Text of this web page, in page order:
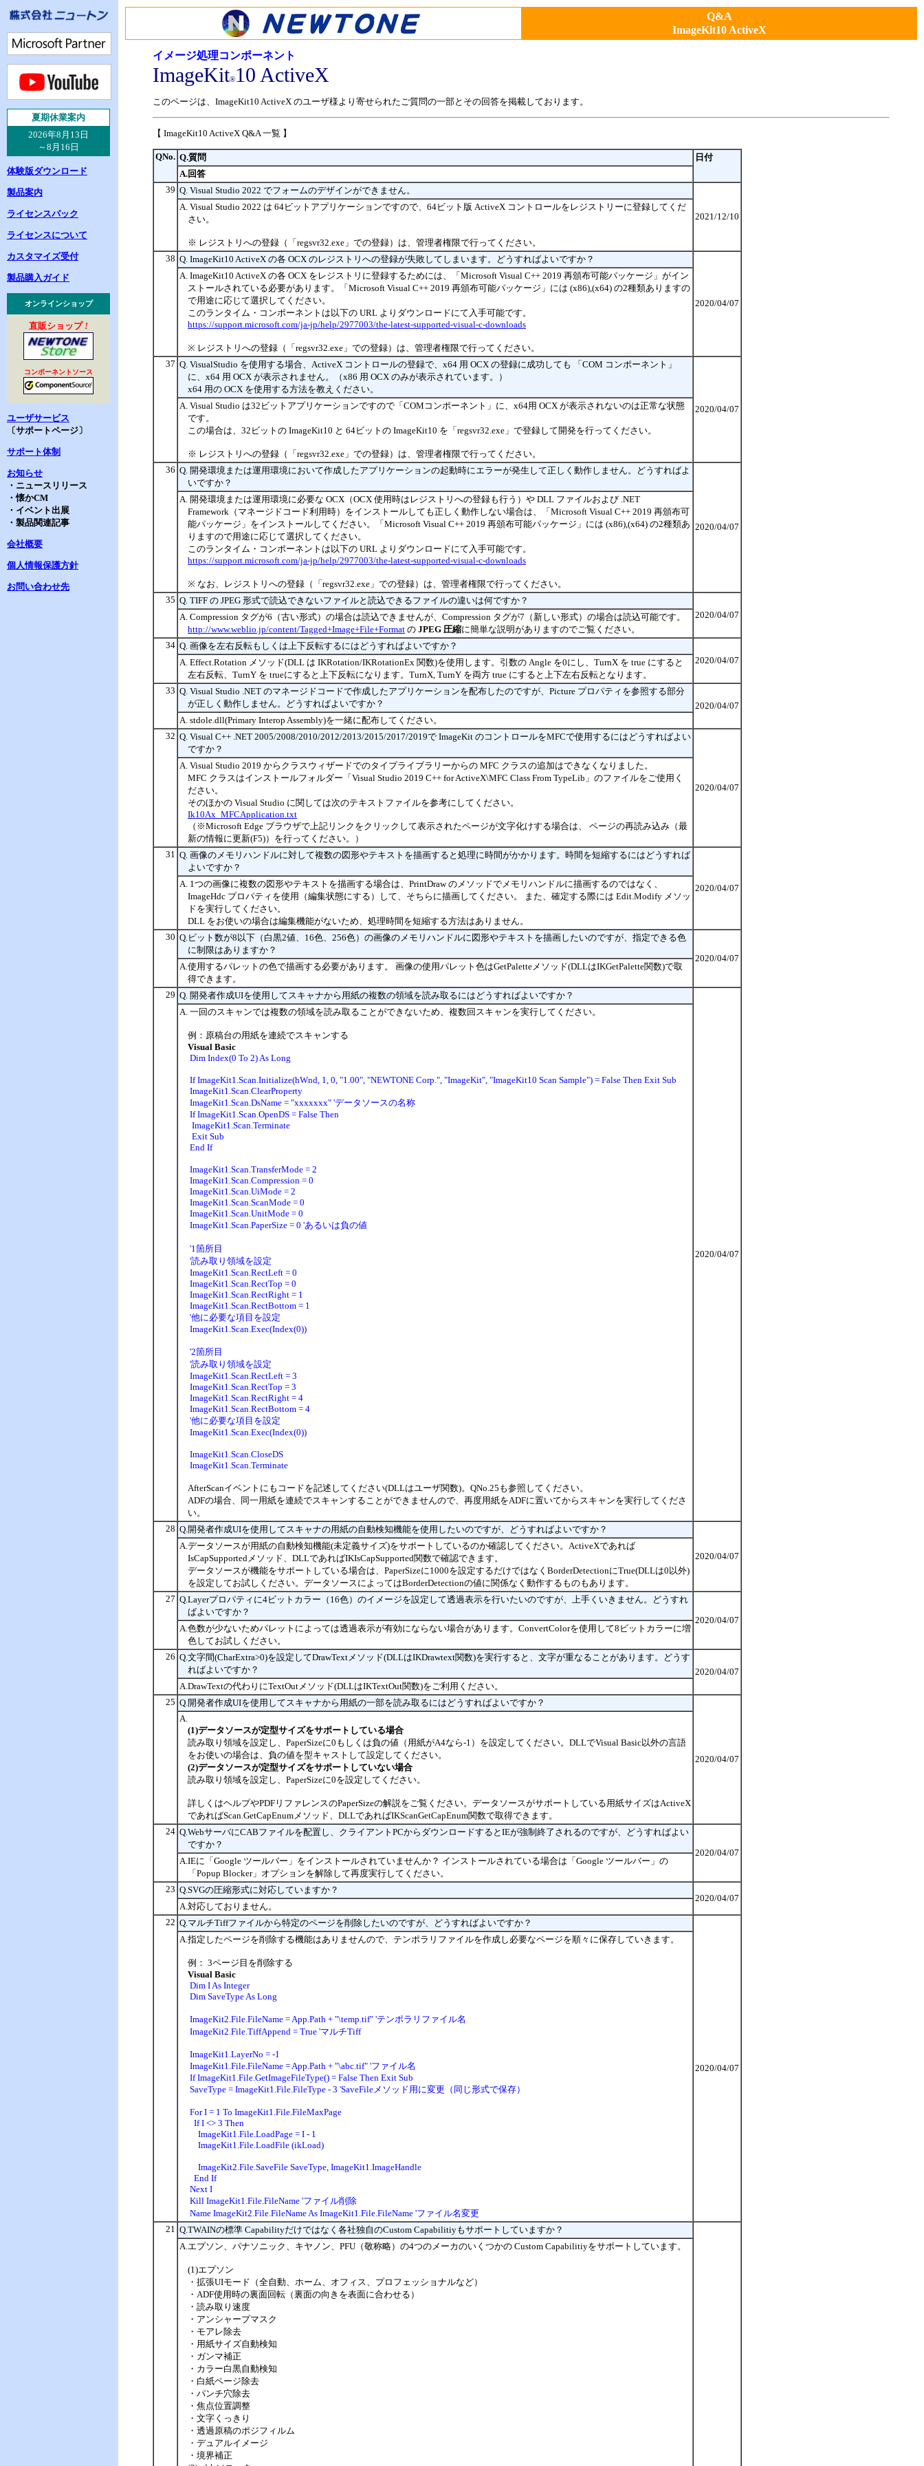
夏期休業案内
2026年8月13日
～8月16日
体験版ダウンロード
製品案内
ライセンスパック
ライセンスについて
カスタマイズ受付
製品購入ガイド
オンラインショップ
直販ショップ!
コンポーネントソース
ユーザサービス
〔サポートページ〕
サポート体制
お知らせ
・ニュースリリース
・懐かCM
・イベント出展
・製品関連記事
会社概要
個人情報保護方針
お問い合わせ先
Q&A
ImageKit10 ActiveX
イメージ処理コンポーネント
ImageKit®10 ActiveX
このページは、ImageKit10 ActiveX のユーザ様より寄せられたご質問の一部とその回答を掲載しております。
【 ImageKit10 ActiveX Q&A 一覧 】
QNo. Q.質問
日付
A.回答
39 Q. Visual Studio 2022 でフォームのデザインができません。
2021/12/10
A. Visual Studio 2022 は 64ビットアプリケーションですので、64ビット版 ActiveX コントロールをレジストリーに登録してくだ
さい。
※ レジストリへの登録（「regsvr32.exe」での登録）は、管理者権限で行ってください。
38 Q. ImageKit10 ActiveX の各 OCX のレジストリへの登録が失敗してしまいます。どうすればよいですか？
2020/04/07
A. ImageKit10 ActiveX の各 OCX をレジストリに登録するためには、「Microsoft Visual C++ 2019 再頒布可能パッケージ」がイン
ストールされている必要があります。「Microsoft Visual C++ 2019 再頒布可能パッケージ」には (x86),(x64) の2種類ありますの
で用途に応じて選択してください。
このランタイム・コンポーネントは以下の URL よりダウンロードにて入手可能です。
https://support.microsoft.com/ja-jp/help/2977003/the-latest-supported-visual-c-downloads
※ レジストリへの登録（「regsvr32.exe」での登録）は、管理者権限で行ってください。
37 Q. VisualStudio を使用する場合、ActiveX コントロールの登録で、x64 用 OCX の登録に成功しても 「COM コンポーネント」
に、x64 用 OCX が表示されません。（x86 用 OCX のみが表示されています。）
x64 用の OCX を使用する方法を教えください。
2020/04/07
A. Visual Studio は32ビットアプリケーションですので「COMコンポーネント」に、x64用 OCX が表示されないのは正常な状態
です。
この場合は、32ビットの ImageKit10 と 64ビットの ImageKit10 を「regsvr32.exe」で登録して開発を行ってください。
※ レジストリへの登録（「regsvr32.exe」での登録）は、管理者権限で行ってください。
36 Q. 開発環境または運用環境において作成したアプリケーションの起動時にエラーが発生して正しく動作しません。どうすればよ
いですか？
2020/04/07
A. 開発環境または運用環境に必要な OCX（OCX 使用時はレジストリへの登録も行う）や DLL ファイルおよび .NET
Framework（マネージドコード利用時）をインストールしても正しく動作しない場合は、「Microsoft Visual C++ 2019 再頒布可
能パッケージ」をインストールしてください。「Microsoft Visual C++ 2019 再頒布可能パッケージ」には (x86),(x64) の2種類あ
りますので用途に応じて選択してください。
このランタイム・コンポーネントは以下の URL よりダウンロードにて入手可能です。
https://support.microsoft.com/ja-jp/help/2977003/the-latest-supported-visual-c-downloads
※ なお、レジストリへの登録（「regsvr32.exe」での登録）は、管理者権限で行ってください。
35 Q. TIFF の JPEG 形式で読込できないファイルと読込できるファイルの違いは何ですか？
2020/04/07
A. Compression タグが6（古い形式）の場合は読込できませんが、Compression タグが7（新しい形式）の場合は読込可能です。
http://www.weblio.jp/content/Tagged+Image+File+Format の JPEG 圧縮に簡単な説明がありますのでご覧ください。
34 Q. 画像を左右反転もしくは上下反転するにはどうすればよいですか？
2020/04/07
A. Effect.Rotation メソッド(DLL は IKRotation/IKRotationEx 関数)を使用します。引数の Angle を0にし、TurnX を true にすると
左右反転、TurnY を trueにすると上下反転になります。TurnX, TurnY を両方 true にすると上下左右反転となります。
33 Q. Visual Studio .NET のマネージドコードで作成したアプリケーションを配布したのですが、Picture プロパティを参照する部分
が正しく動作しません。どうすればよいですか？
2020/04/07
A. stdole.dll(Primary Interop Assembly)を一緒に配布してください。
32 Q. Visual C++ .NET 2005/2008/2010/2012/2013/2015/2017/2019で ImageKit のコントロールをMFCで使用するにはどうすればよい
ですか？
2020/04/07
A. Visual Studio 2019 からクラスウィザードでのタイプライブラリーからの MFC クラスの追加はできなくなりました。
MFC クラスはインストールフォルダー「Visual Studio 2019 C++ for ActiveX\MFC Class From TypeLib」のファイルをご使用く
ださい。
そのほかの Visual Studio に関しては次のテキストファイルを参考にしてください。
Ik10Ax_MFCApplication.txt
（※Microsoft Edge ブラウザで上記リンクをクリックして表示されたページが文字化けする場合は、 ページの再読み込み（最
新の情報に更新(F5)）を行ってください。）
31 Q. 画像のメモリハンドルに対して複数の図形やテキストを描画すると処理に時間がかかります。時間を短縮するにはどうすれば
よいですか？
2020/04/07
A. 1つの画像に複数の図形やテキストを描画する場合は、PrintDraw のメソッドでメモリハンドルに描画するのではなく、
ImageHdc プロパティを使用（編集状態にする）して、そちらに描画してください。 また、確定する際には Edit.Modify メソッ
ドを実行してください。
DLL をお使いの場合は編集機能がないため、処理時間を短縮する方法はありません。
30 Q.ビット数が8以下（白黒2値、16色、256色）の画像のメモリハンドルに図形やテキストを描画したいのですが、指定できる色
に制限はありますか？
2020/04/07
A.使用するパレットの色で描画する必要があります。 画像の使用パレット色はGetPaletteメソッド(DLLはIKGetPalette関数)で取
得できます。
29 Q. 開発者作成UIを使用してスキャナから用紙の複数の領域を読み取るにはどうすればよいですか？
2020/04/07
A. 一回のスキャンでは複数の領域を読み取ることができないため、複数回スキャンを実行してください。
例：原稿台の用紙を連続でスキャンする
Visual Basic
Dim Index(0 To 2) As Long
If ImageKit1.Scan.Initialize(hWnd, 1, 0, "1.00", "NEWTONE Corp.", "ImageKit", "ImageKit10 Scan Sample") = False Then Exit Sub
ImageKit1.Scan.ClearProperty
ImageKit1.Scan.DsName = "xxxxxxx" 'データソースの名称
If ImageKit1.Scan.OpenDS = False Then
ImageKit1.Scan.Terminate
Exit Sub
End If
ImageKit1.Scan.TransferMode = 2
ImageKit1.Scan.Compression = 0
ImageKit1.Scan.UiMode = 2
ImageKit1.Scan.ScanMode = 0
ImageKit1.Scan.UnitMode = 0
ImageKit1.Scan.PaperSize = 0 'あるいは負の値
'1箇所目
'読み取り領域を設定
ImageKit1.Scan.RectLeft = 0
ImageKit1.Scan.RectTop = 0
ImageKit1.Scan.RectRight = 1
ImageKit1.Scan.RectBottom = 1
'他に必要な項目を設定
ImageKit1.Scan.Exec(Index(0))
'2箇所目
'読み取り領域を設定
ImageKit1.Scan.RectLeft = 3
ImageKit1.Scan.RectTop = 3
ImageKit1.Scan.RectRight = 4
ImageKit1.Scan.RectBottom = 4
'他に必要な項目を設定
ImageKit1.Scan.Exec(Index(0))
ImageKit1.Scan.CloseDS
ImageKit1.Scan.Terminate
AfterScanイベントにもコードを記述してください(DLLはユーザ関数)。QNo.25も参照してください。
ADFの場合、同一用紙を連続でスキャンすることができませんので、再度用紙をADFに置いてからスキャンを実行してくださ
い。
28 Q.開発者作成UIを使用してスキャナの用紙の自動検知機能を使用したいのですが、どうすればよいですか？
2020/04/07
A.データソースが用紙の自動検知機能(未定義サイズ)をサポートしているのか確認してください。ActiveXであれば
IsCapSupportedメソッド、DLLであればIKIsCapSupported関数で確認できます。
データソースが機能をサポートしている場合は、PaperSizeに1000を設定するだけではなくBorderDetectionにTrue(DLLは0以外)
を設定してお試しください。データソースによってはBorderDetectionの値に関係なく動作するものもあります。
27 Q.Layerプロパティに4ビットカラー（16色）のイメージを設定して透過表示を行いたいのですが、上手くいきません。どうすれ
ばよいですか？
2020/04/07
A.色数が少ないためパレットによっては透過表示が有効にならない場合があります。ConvertColorを使用して8ビットカラーに増
色してお試しください。
26 Q.文字間(CharExtra>0)を設定してDrawTextメソッド(DLLはIKDrawtext関数)を実行すると、文字が重なることがあります。どうす
ればよいですか？
2020/04/07
A.DrawTextの代わりにTextOutメソッド(DLLはIKTextOut関数)をご利用ください。
25 Q.開発者作成UIを使用してスキャナから用紙の一部を読み取るにはどうすればよいですか？
2020/04/07
A.
(1)データソースが定型サイズをサポートしている場合
読み取り領域を設定し、PaperSizeに0もしくは負の値（用紙がA4なら-1）を設定してください。DLLでVisual Basic以外の言語
をお使いの場合は、負の値を型キャストして設定してください。
(2)データソースが定型サイズをサポートしていない場合
読み取り領域を設定し、PaperSizeに0を設定してください。
詳しくはヘルプやPDFリファレンスのPaperSizeの解説をご覧ください。データソースがサポートしている用紙サイズはActiveX
であればScan.GetCapEnumメソッド、DLLであればIKScanGetCapEnum関数で取得できます。
24 Q.WebサーバにCABファイルを配置し、クライアントPCからダウンロードするとIEが強制終了されるのですが、どうすればよい
ですか？
2020/04/07
A.IEに「Google ツールバー」をインストールされていませんか？ インストールされている場合は「Google ツールバー」の
「Popup Blocker」オプションを解除して再度実行してください。
23 Q.SVGの圧縮形式に対応していますか？
2020/04/07
A.対応しておりません。
22 Q.マルチTiffファイルから特定のページを削除したいのですが、どうすればよいですか？
2020/04/07
A.指定したページを削除する機能はありませんので、テンポラリファイルを作成し必要なページを順々に保存していきます。
例： 3ページ目を削除する
Visual Basic
Dim I As Integer
Dim SaveType As Long
ImageKit2.File.FileName = App.Path + "\temp.tif" 'テンポラリファイル名
ImageKit2.File.TiffAppend = True 'マルチTiff
ImageKit1.LayerNo = -1
ImageKit1.File.FileName = App.Path + "\abc.tif" 'ファイル名
If ImageKit1.File.GetImageFileType() = False Then Exit Sub
SaveType = ImageKit1.File.FileType - 3 'SaveFileメソッド用に変更（同じ形式で保存）
For I = 1 To ImageKit1.File.FileMaxPage
If I <> 3 Then
ImageKit1.File.LoadPage = I - 1
ImageKit1.File.LoadFile (ikLoad)
ImageKit2.File.SaveFile SaveType, ImageKit1.ImageHandle
End If
Next I
Kill ImageKit1.File.FileName 'ファイル削除
Name ImageKit2.File.FileName As ImageKit1.File.FileName 'ファイル名変更
21 Q.TWAINの標準 Capabilityだけではなく各社独自のCustom Capabilitiyもサポートしていますか？
A.エプソン、パナソニック、キヤノン、PFU（敬称略）の4つのメーカのいくつかの Custom Capabilitiyをサポートしています。
(1)エプソン
・拡張UIモード（全自動、ホーム、オフィス、プロフェッショナルなど）
・ADF使用時の裏面回転（裏面の向きを表面に合わせる）
・読み取り速度
・アンシャープマスク
・モアレ除去
・用紙サイズ自動検知
・ガンマ補正
・カラー白黒自動検知
・白紙ページ除去
・パンチ穴除去
・焦点位置調整
・文字くっきり
・透過原稿のポジフィルム
・デュアルイメージ
・境界補正